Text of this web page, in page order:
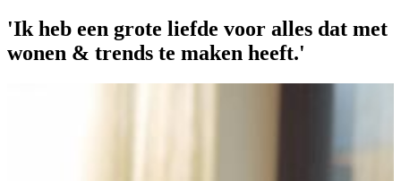
'Ik heb een grote liefde voor alles dat met
wonen & trends te maken heeft.'